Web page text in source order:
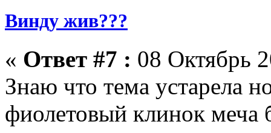
Винду жив???
« Ответ #7 : 08 Октябрь
Знаю что тема устарела
фиолетовый клинок меча